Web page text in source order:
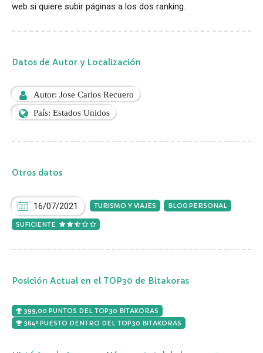
web si quiere subir páginas a los dos ranking.
Datos de Autor y Localización
Autor: Jose Carlos Recuero
País: Estados Unidos
Otros datos
16/07/2021 TURISMO Y VIAJES BLOG PERSONAL
SUFICIENTE
Posición Actual en el TOP30 de Bitakoras
399,00 PUNTOS DEL TOP30 BITAKORAS
364º PUESTO DENTRO DEL TOP30 BITAKORAS